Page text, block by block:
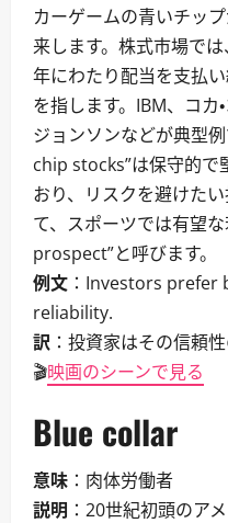
カーゲームの青いチッ
来します。株式市場で
年にわたり配当を支払
を指します。IBM、コカ
ジョンソンなどが典型
chip stocks”は保守的で
おり、リスクを避けた
て、スポーツでは有望
prospect”と呼びます。
例文 ：Investors
reliability.
訳 ：投資家はその信頼
🎬映画のシーンで見る
Blue collar
意味 ：肉体労働者
説明 ：20世紀初頭のア